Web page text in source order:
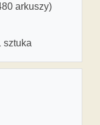
arkuszy)
sztuka